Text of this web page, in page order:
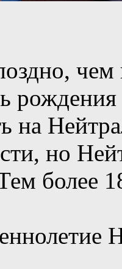
чем
на
но
более